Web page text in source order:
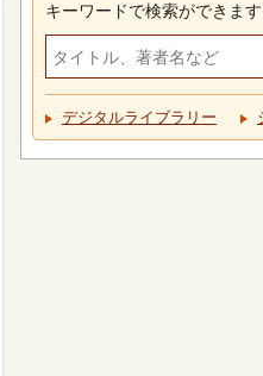
キーワードで検索ができます
デジタルライブラリー